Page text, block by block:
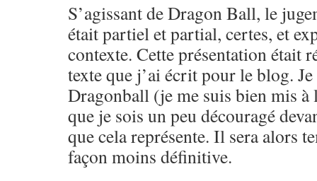
S’agissant de Dragon Ball, le
était partiel et partial, certes, et
contexte. Cette présentation était
texte que j’ai écrit pour le blog.
Dragonball (je me suis bien mis
que je sois un peu découragé
que cela représente. Il sera alors
façon moins définitive.